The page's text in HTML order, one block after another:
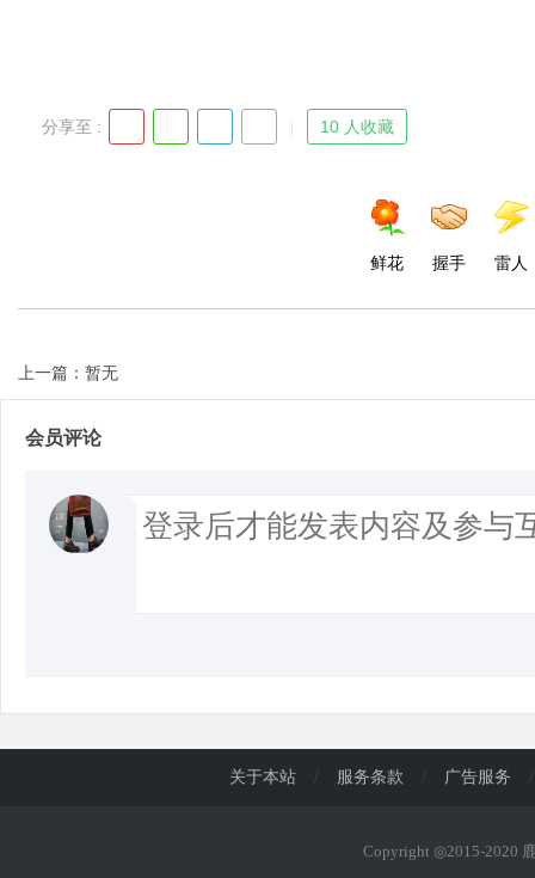
分享至 : 10 人收藏
鲜花 握手 雷人
上一篇：暂无
会员评论
关于本站 / 服务条款 / 广告服务 /
Copyright ◎2015-2020